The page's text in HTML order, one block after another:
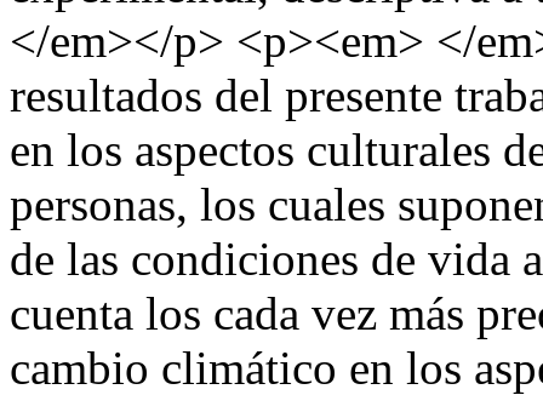
</em></p> <p><em> </
resultados del presente
en los aspectos culturales
personas, los cuales
de las condiciones de vida
cuenta los cada vez más
cambio climático en los